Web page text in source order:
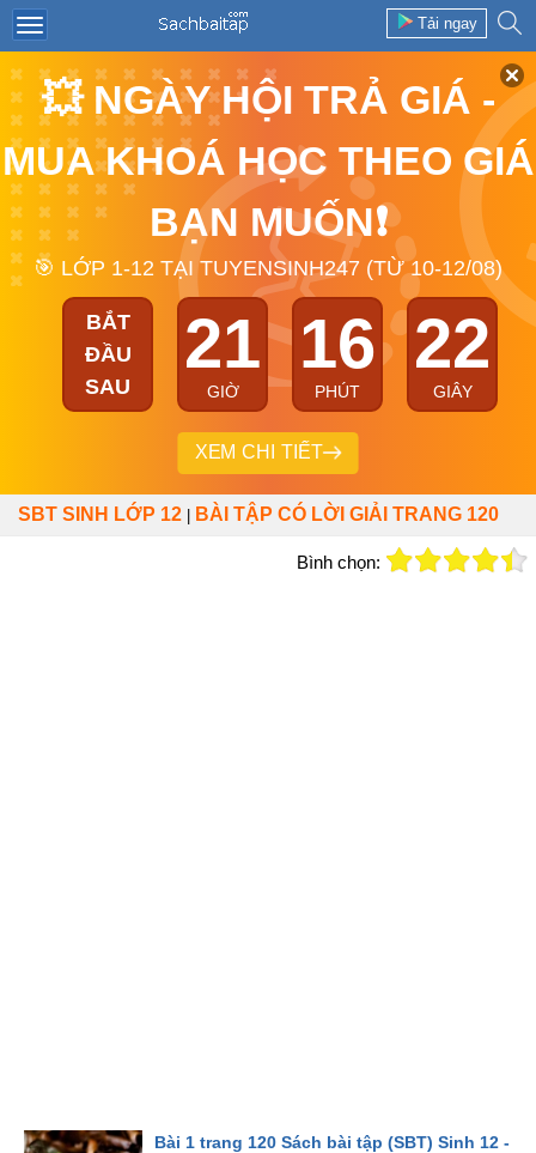
Tải ngay
💥 NGÀY HỘI TRẢ GIÁ -
MUA KHOÁ HỌC THEO GIÁ
BẠN MUỐN❗
🎯 LỚP 1-12 TẠI TUYENSINH247 (TỪ 10-12/08)
BẮT
ĐẦU
SAU
21
GIỜ
16
PHÚT
22
GIÂY
XEM CHI TIẾT
SBT SINH LỚP 12 BÀI TẬP CÓ LỜI GIẢI TRANG 120
Bình chọn:
Bài 1 trang 120 Sách bài tập (SBT) Sinh 12 -